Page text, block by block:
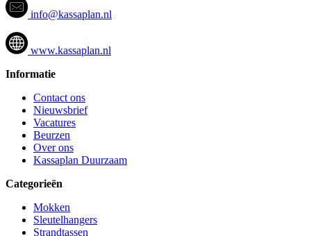
info@kassaplan.nl
www.kassaplan.nl
Informatie
Contact ons
Nieuwsbrief
Vacatures
Beurzen
Over ons
Kassaplan Duurzaam
Categorieën
Mokken
Sleutelhangers
Strandtassen